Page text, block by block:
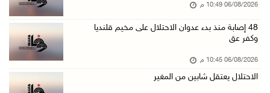
رابطة العالم الإسلامي تدين تواصل انتهاكات الا ...
اليونيسف: استشهاد 300 طفل منذ وقف إطلاق النار ...
06/08/2026 10:49 م
48 إصابة منذ بدء عدوان الاحتلال على مخيم قلنديا
وكفر عق
06/08/2026 10:45 م
الاحتلال يعتقل شابين من المغير